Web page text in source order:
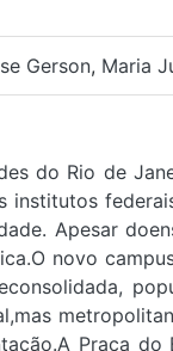
Gerson, Maria
do Rio de
Apesar
novo
Praça do